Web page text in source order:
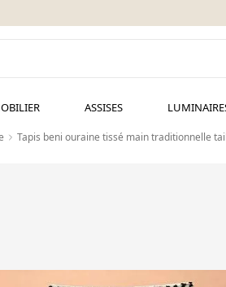
ASSISES
Tapis beni ouraine tissé main traditionnelle